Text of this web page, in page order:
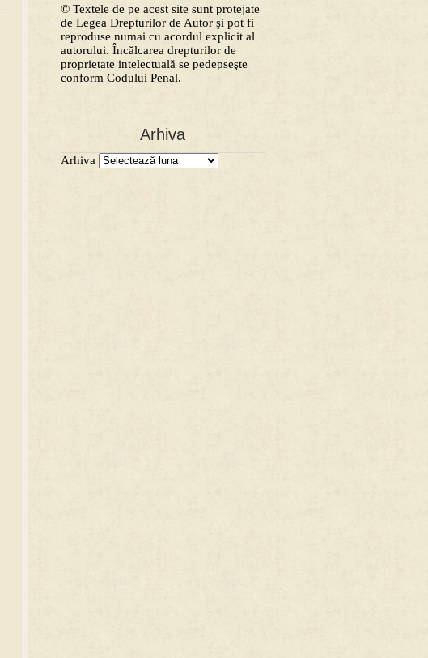
© Textele de pe acest site sunt protejate
de Legea Drepturilor de Autor şi pot fi
reproduse numai cu acordul explicit al
autorului. Încălcarea drepturilor de
proprietate intelectuală se pedepseşte
conform Codului Penal.
Arhiva
Arhiva